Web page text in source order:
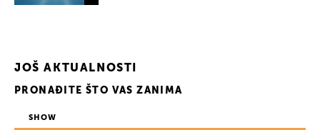
JOŠ AKTUALNOSTI
PRONAĐITE ŠTO VAS ZANIMA
SHOW